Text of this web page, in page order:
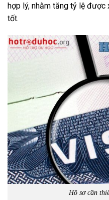
hợp lý, nhằm tăng tỷ lệ được
tốt.
Hồ sơ cần